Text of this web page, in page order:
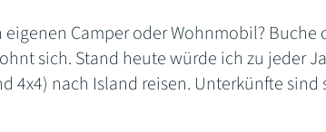
eigenen Camper oder Wohnmobil?
sich. Stand heute würde ich zu jeder
4x4) nach Island reisen. Unterkünfte